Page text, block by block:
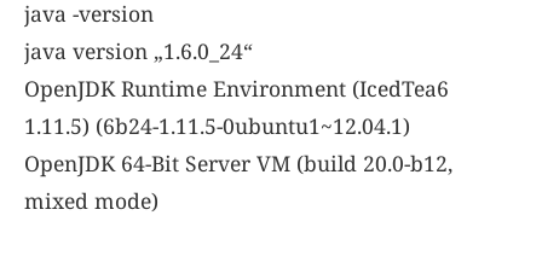
java -version
java version „1.6.0_24“
OpenJDK Runtime Environment (IcedTea6
1.11.5) (6b24-1.11.5-0ubuntu1~12.04.1)
OpenJDK 64-Bit Server VM (build 20.0-b12,
mixed mode)